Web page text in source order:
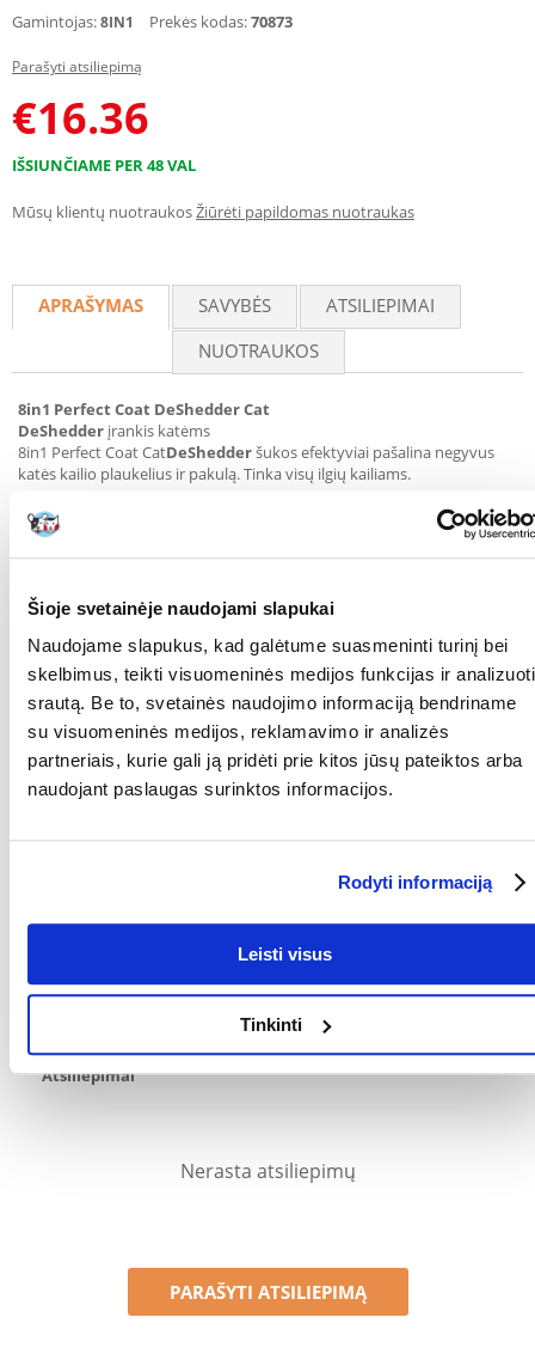
Šioje svetainėje naudojami slapukai
Naudojame slapukus, kad galėtume suasmeninti turinį bei
skelbimus, teikti visuomeninės medijos funkcijas ir analizuoti
srautą. Be to, svetainės naudojimo informaciją bendriname
su visuomeninės medijos, reklamavimo ir analizės
partneriais, kurie gali ją pridėti prie kitos jūsų pateiktos arba
naudojant paslaugas surinktos informacijos.
Rodyti informaciją
Leisti visus
Tinkinti
Gamintojas:8IN1 Prekės kodas:70873
Parašyti atsiliepimą
€16.36
IŠSIUNČIAME PER 48 VAL
Mūsų klientų nuotraukosŽiūrėti papildomas nuotraukas
APRAŠYMAS SAVYBĖS
ATSILIEPIMAI
NUOTRAUKOS
8in1 Perfect Coat DeShedder Cat
DeShedder įrankis katėms
8in1 Perfect Coat CatDeShedderšukos efektyviai pašalina negyvus
katės kailio plaukelius ir pakulą. Tinka visų ilgių kailiams.
"8in1 Perfect Coat" - tai patogios ir gerai prigludusios šukos apatiniam
kailiui iššukuoti, kurios veiksmingai pašalina negyvus plaukus iki pat
apatinio kailio. Įrankis nekarpo ir neperplėšia katės kailio*, o tik leidžia
sveiką ir blizgantį kailį ir iki 90 % sumažina jo slinkimą.
Geležtės ilgis: 46 mm
Parametrai
GAMINTOJAS: 8IN1
Produktą gali vertinti tik registruoti FERA.LT klientai, kurie jį
įsigijo. Žvaigždučių įvertinimas yra visų įvertinimų vidurkis.
Patikrinę atsiliepimus, paskelbsime ir teigiamus, ir neigiamus
Atsiliepimai
Nerasta atsiliepimų
PARAŠYTI ATSILIEPIMĄ